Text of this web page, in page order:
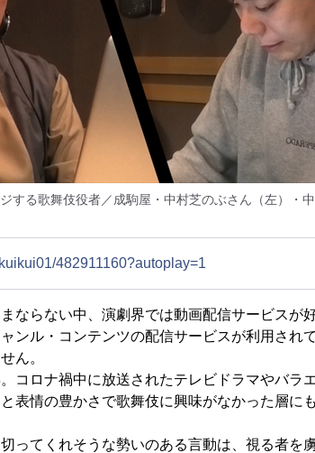
する歌舞伎役者／成駒屋・中村芝のぶさん（左）・
482911160?autoplay=1
ならない中、演劇界では動画配信サービスが好
ンル・コンテンツの配信サービスが利用され
ん。
コロナ禍中に放送されたテレビドラマやバラ
表情の豊かさで歌舞伎に興味がなかった層に
ってくれそうな勢いのある言動は、視る者を